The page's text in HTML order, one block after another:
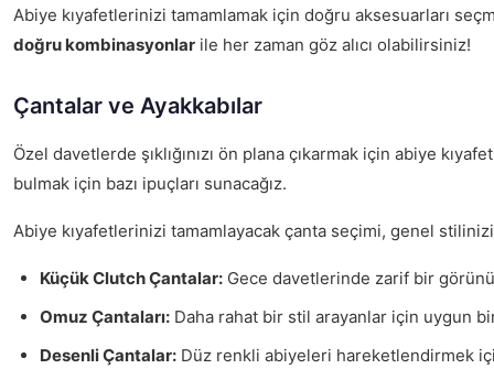
Abiye kıyafetlerinizi tamamlamak için doğru aksesuarları
doğru kombinasyonlar ile her zaman göz alıcı olabilirsiniz!
Çantalar ve Ayakkabılar
Özel davetlerde şıklığınızı ön plana çıkarmak için abiye
bulmak için bazı ipuçları sunacağız.
Abiye kıyafetlerinizi tamamlayacak çanta seçimi, genel
Küçük Clutch Çantalar: Gece davetlerinde zarif bir
Omuz Çantaları: Daha rahat bir stil arayanlar için uygun
Desenli Çantalar: Düz renkli abiyeleri hareketlendirmek